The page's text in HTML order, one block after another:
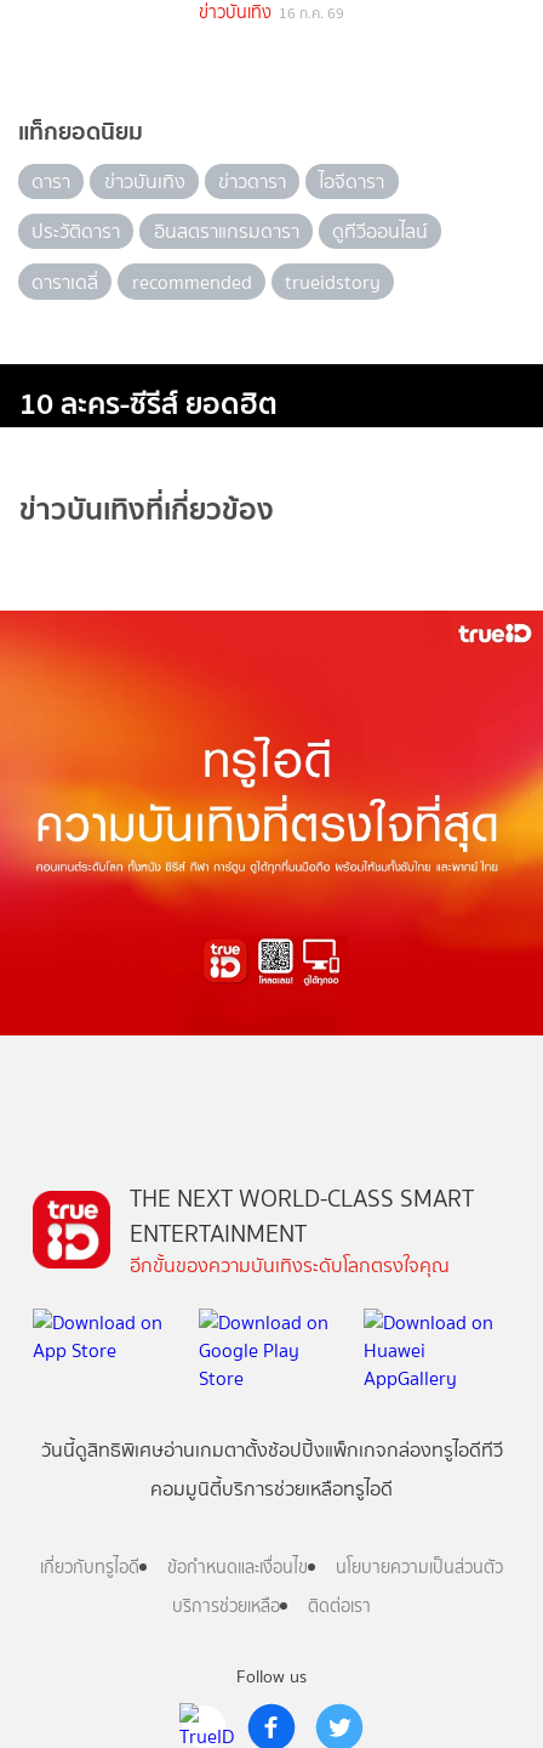
ข่าวบันเทิง 16 ก.ค. 69
แท็กยอดนิยม
ดารา ข่าวบันเทิง ข่าวดารา
ไอจีดารา
ประวัติดารา
อินสตราแกรมดารา
ดูทีวีออนไลน์
ดาราเดลี่
recommended trueidstory
10 ละคร-ซีรีส์ ยอดฮิต
ข่าวบันเทิงที่เกี่ยวข้อง
Follow us
THE NEXT WORLD-CLASS SMART
ENTERTAINMENT
อีกขั้นของความบันเทิงระดับโลกตรงใจคุณ
วันนี้ดูสิทธิพิเศษอ่านเกมตาตั้งช้อปปิ้งแพ็กเกจกล่องทรูไอดีทีวี
คอมมูนิตี้บริการช่วยเหลือทรูไอดี
เกี่ยวกับทรูไอดี ข้อกำหนดและเงื่อนไข
นโยบายความเป็นส่วนตัว
บริการช่วยเหลือ
ติดต่อเรา